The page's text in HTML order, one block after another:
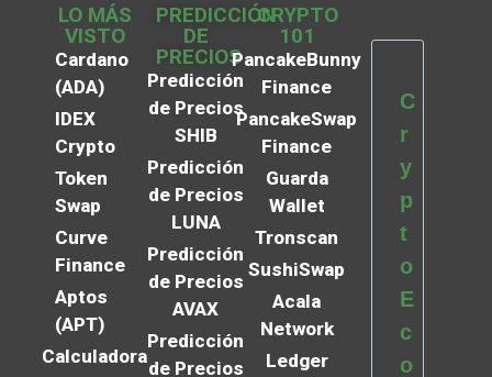
LO MÁS
VISTO
Cardano
(ADA)
IDEX
Crypto
Token
Swap
Curve
Finance
Aptos
(APT)
Calculadora
PREDICCIÓN
DE
PRECIOS
Predicción
de Precios
SHIB
Predicción
de Precios
LUNA
Predicción
de Precios
AVAX
Predicción
de Precios
CRYPTO
101
PancakeBunny
Finance
PancakeSwap
Finance
Guarda
Wallet
Tronscan
SushiSwap
Acala
Network
Ledger
C
r
y
p
t
o
E
c
o